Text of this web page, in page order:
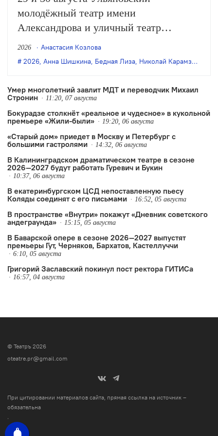
молодёжный театр имени
Александрова и уличный театр
«Странствующие куклы господина
Пэжо» из Санкт-Петербурга покажут
«Бедная Лиза» по одноимённой
повести Карамзина. Постановка
станет одним из центральных событий
улицу».
2026
Анастасия Козлова
2026, Анна Шишкина, Бедная Лиза, Николай Карамзин
Умер многолетний завлит МДТ и переводчик Михаил
Стронин
11:20, 07 августа
Бокурадзе столкнëт «реальное и чудесное» в кукольной
премьере «Жили-были»
19:20, 06 августа
«Старый дом» приедет в Москву и Петербург с
большими гастролями
14:32, 06 августа
В Калининградском драматическом театре в сезоне
2026—2027 будут работать Гуревич и Букин
10:37, 06 августа
В екатеринбургском ЦСД непоставленную пьесу
Коляды соединят с его письмами
16:52, 05 августа
В пространстве «Внутри» покажут «Дневник советского
андеграунда»
15:15, 05 августа
В Баварской опере в сезоне 2026—2027 выпустят
премьеры Гут, Черняков, Бархатов, Кастеллуччи
6:10, 05 августа
Григорий Заславский покинул пост ректора ГИТИСа
16:57, 04 августа
© Театръ 2026
oteatre.pr@gmail.com
При цитировании материалов сайта, прямая ссылка на источник –
обязательна
.